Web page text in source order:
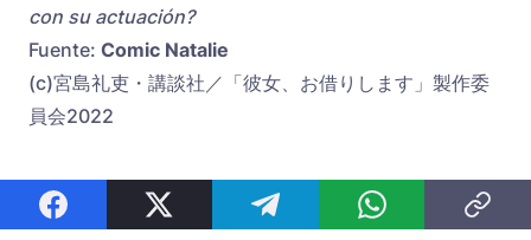
con su actuación?
Fuente: Comic Natalie
(c)宮島礼吏・講談社／「彼女、お借りします」製作委
員会2022